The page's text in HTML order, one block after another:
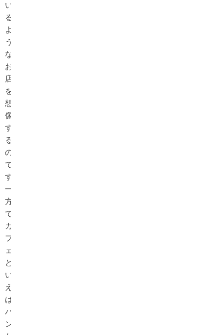
い
る
よ
う
な
お
店
を
想
像
す
る
の
で
す。
一
方
で
カ
フ
ェ
と
い
え
ば、
パ
ン